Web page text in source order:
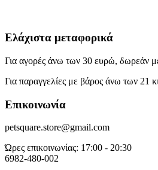
Ελάχιστα μεταφορικά
Για αγορές άνω των 30 ευρώ, δωρεάν
Για παραγγελίες με βάρος άνω των 21
Επικοινωνία
petsquare.store@gmail.com
Ώρες επικοινωνίας: 17:00 - 20:30
6982-480-002